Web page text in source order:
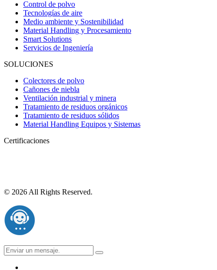
Control de polvo
Tecnologías de aire
Medio ambiente y Sostenibilidad
Material Handling y Procesamiento
Smart Solutions
Servicios de Ingeniería
SOLUCIONES
Colectores de polvo
Cañones de niebla
Ventilación industrial y minera
Tratamiento de residuos orgánicos
Tratamiento de residuos sólidos
Material Handling Equipos y Sistemas
Certificaciones
© 2026 All Rights Reserved.